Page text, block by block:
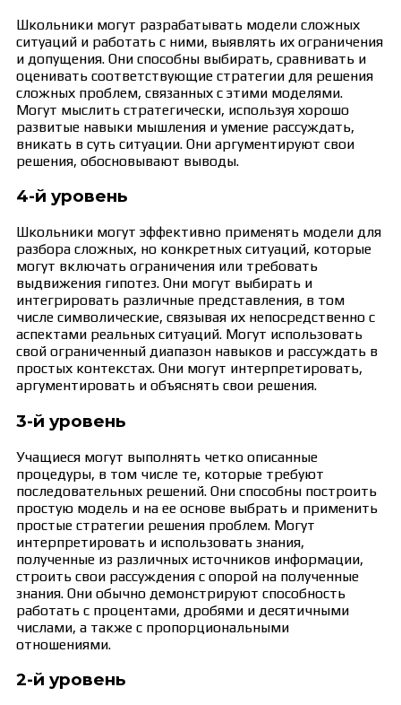
Школьники могут разрабатывать модели сложных
ситуаций и работать с ними, выявлять их ограничения
и допущения. Они способны выбирать, сравнивать и
оценивать соответствующие стратегии для решения
сложных проблем, связанных с этими моделями.
Могут мыслить стратегически, используя хорошо
развитые навыки мышления и умение рассуждать,
вникать в суть ситуации. Они аргументируют свои
решения, обосновывают выводы.
4-й уровень
Школьники могут эффективно применять модели для
разбора сложных, но конкретных ситуаций, которые
могут включать ограничения или требовать
выдвижения гипотез. Они могут выбирать и
интегрировать различные представления, в том
числе символические, связывая их непосредственно с
аспектами реальных ситуаций. Могут использовать
свой ограниченный диапазон навыков и рассуждать в
простых контекстах. Они могут интерпретировать,
аргументировать и объяснять свои решения.
3-й уровень
Учащиеся могут выполнять четко описанные
процедуры, в том числе те, которые требуют
последовательных решений. Они способны построить
простую модель и на ее основе выбрать и применить
простые стратегии решения проблем. Могут
интерпретировать и использовать знания,
полученные из различных источников информации,
строить свои рассуждения с опорой на полученные
знания. Они обычно демонстрируют способность
работать с процентами, дробями и десятичными
числами, а также с пропорциональными
отношениями.
2-й уровень